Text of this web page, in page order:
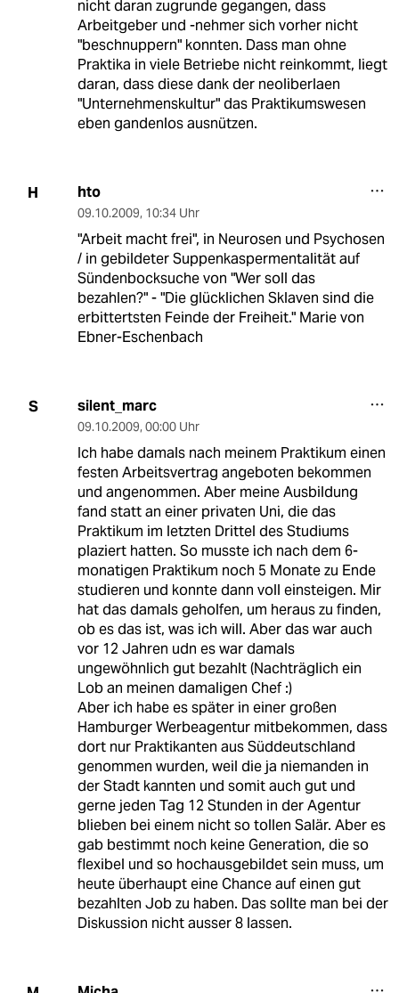
nicht daran zugrunde gegangen, dass
Arbeitgeber und -nehmer sich vorher nicht
"beschnuppern" konnten. Dass man ohne
Praktika in viele Betriebe nicht reinkommt, liegt
daran, dass diese dank der neoliberlaen
"Unternehmenskultur" das Praktikumswesen
eben gandenlos ausnützen.
H hto
09.10.2009, 10:34 Uhr
"Arbeit macht frei", in Neurosen und Psychosen
/ in gebildeter Suppenkaspermentalität auf
Sündenbocksuche von "Wer soll das
bezahlen?" - "Die glücklichen Sklaven sind die
erbittertsten Feinde der Freiheit." Marie von
Ebner-Eschenbach
S silent_marc
09.10.2009, 00:00 Uhr
Ich habe damals nach meinem Praktikum einen
festen Arbeitsvertrag angeboten bekommen
und angenommen. Aber meine Ausbildung
fand statt an einer privaten Uni, die das
Praktikum im letzten Drittel des Studiums
plaziert hatten. So musste ich nach dem 6-
monatigen Praktikum noch 5 Monate zu Ende
studieren und konnte dann voll einsteigen. Mir
hat das damals geholfen, um heraus zu finden,
ob es das ist, was ich will. Aber das war auch
vor 12 Jahren udn es war damals
ungewöhnlich gut bezahlt (Nachträglich ein
Lob an meinen damaligen Chef :)
Aber ich habe es später in einer großen
Hamburger Werbeagentur mitbekommen, dass
dort nur Praktikanten aus Süddeutschland
genommen wurden, weil die ja niemanden in
der Stadt kannten und somit auch gut und
gerne jeden Tag 12 Stunden in der Agentur
blieben bei einem nicht so tollen Salär. Aber es
gab bestimmt noch keine Generation, die so
flexibel und so hochausgebildet sein muss, um
heute überhaupt eine Chance auf einen gut
bezahlten Job zu haben. Das sollte man bei der
Diskussion nicht ausser 8 lassen.